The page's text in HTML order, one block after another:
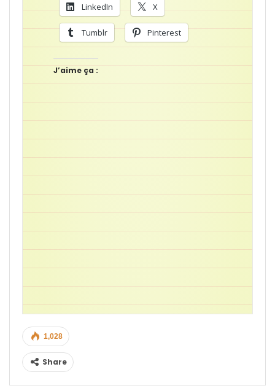
LinkedIn X
Tumblr Pinterest
J’aime ça :
1,028
Share